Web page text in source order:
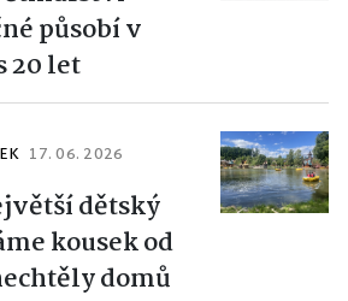
působí v
20 let
17. 06. 2026
dětský
kousek od
domů